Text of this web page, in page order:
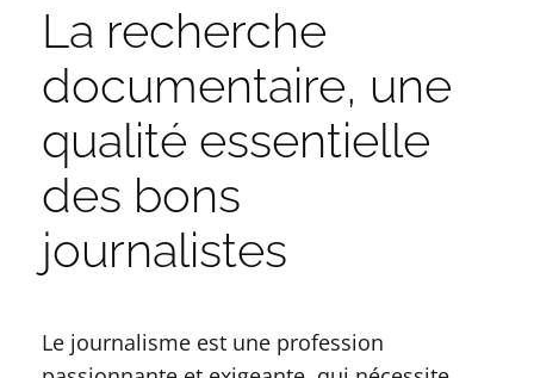
La recherche
documentaire, une
qualité essentielle
des bons
journalistes
Le journalisme est une profession